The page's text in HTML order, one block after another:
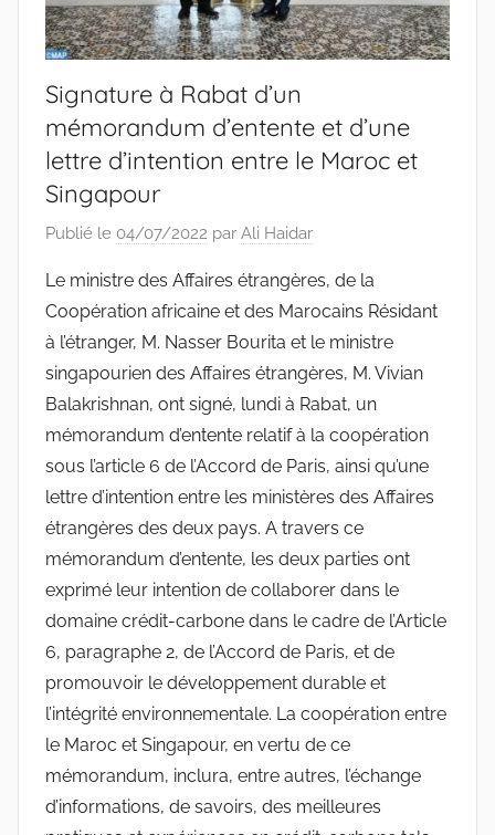
Signature à Rabat d’un
mémorandum d’entente et d’une
lettre d’intention entre le Maroc et
Singapour
Publié le 04/07/2022 par Ali Haidar
Le ministre des Affaires étrangères, de la
Coopération africaine et des Marocains Résidant
à l’étranger, M. Nasser Bourita et le ministre
singapourien des Affaires étrangères, M. Vivian
Balakrishnan, ont signé, lundi à Rabat, un
mémorandum d’entente relatif à la coopération
sous l’article 6 de l’Accord de Paris, ainsi qu’une
lettre d’intention entre les ministères des Affaires
étrangères des deux pays. A travers ce
mémorandum d’entente, les deux parties ont
exprimé leur intention de collaborer dans le
domaine crédit-carbone dans le cadre de l’Article
6, paragraphe 2, de l’Accord de Paris, et de
promouvoir le développement durable et
l’intégrité environnementale. La coopération entre
le Maroc et Singapour, en vertu de ce
mémorandum, inclura, entre autres, l’échange
d’informations, de savoirs, des meilleures